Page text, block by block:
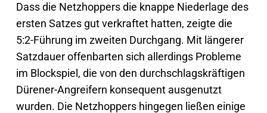
Dass die Netzhoppers die knappe Niederlage des
ersten Satzes gut verkraftet hatten, zeigte die
5:2-Führung im zweiten Durchgang. Mit längerer
Satzdauer offenbarten sich allerdings Probleme
im Blockspiel, die von den durchschlagskräftigen
Dürener-Angreifern konsequent ausgenutzt
wurden. Die Netzhoppers hingegen ließen einige